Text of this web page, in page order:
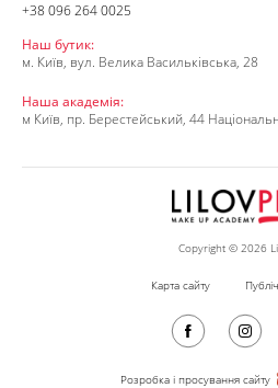
+38 096 264 0025
Наш бутик:
м. Київ, вул. Велика Васильківська, 28
Наша академія:
м Київ, пр. Берестейський, 44
Copyright © 2026
Карта сайту
Розробка і просування сайту